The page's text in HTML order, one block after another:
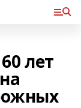
лет